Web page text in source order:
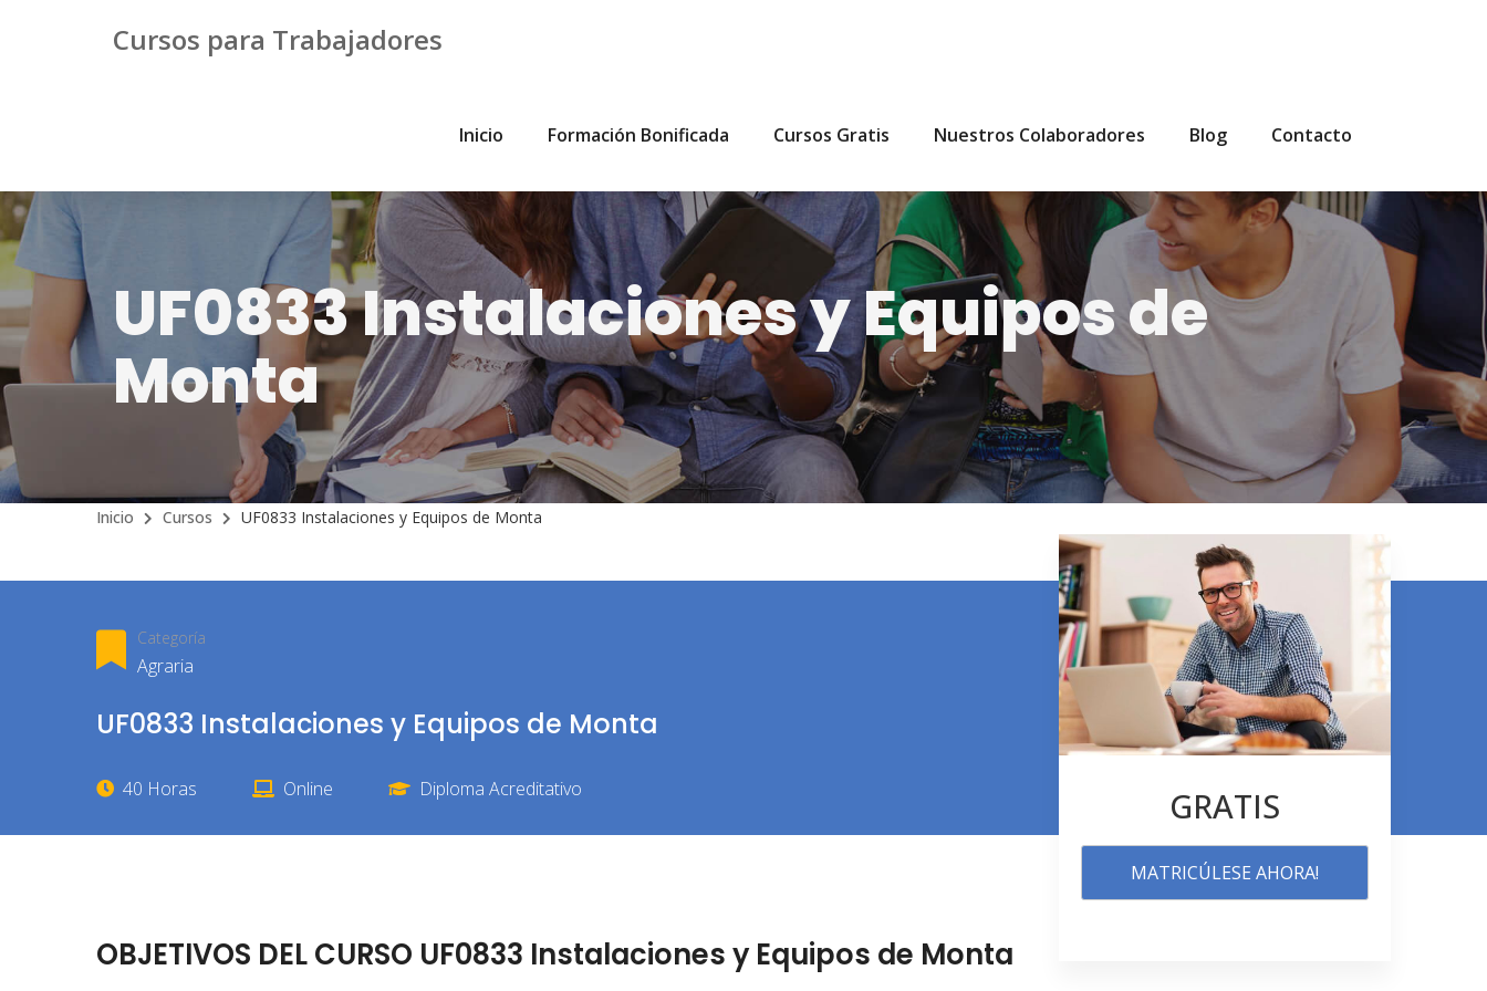
Cursos para Trabajadores
Inicio Formación Bonificada Cursos Gratis Nuestros Colaboradores Blog Contacto
UF0833 Instalaciones y Equipos de
Monta
Inicio Cursos UF0833 Instalaciones y Equipos de Monta
Categoría
Agraria
UF0833 Instalaciones y Equipos de Monta
40 Horas Online Diploma Acreditativo
OBJETIVOS DEL CURSO UF0833 Instalaciones y Equipos de Monta
GRATIS
MATRICÚLESE AHORA!